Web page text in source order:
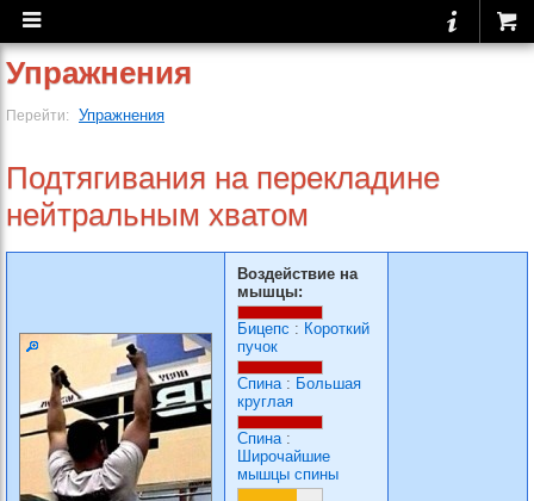
Упражнения
Перейти: Упражнения
Подтягивания на перекладине
нейтральным хватом
Воздействие на
мышцы:
Бицепс : Короткий
пучок
Спина: Большая
круглая
Спина:
Широчайшие
мышцы спины